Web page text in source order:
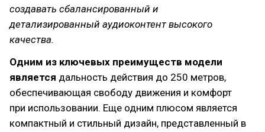
создавать сбалансированный и
детализированный аудиоконтент высокого
качества.
Одним из ключевых преимуществ модели
является дальность действия до 250 метров,
обеспечивающая свободу движения и комфорт
при использовании. Еще одним плюсом является
компактный и стильный дизайн, представленный в